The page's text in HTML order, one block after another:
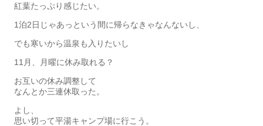
紅葉たっぷり感じたい。
1泊2日じゃあっという間に帰らなきゃなんないし、
でも寒いから温泉も入りたいし
11月、月曜に休み取れる？
お互いの休み調整して
なんとか三連休取った。
よし、
思い切って平湯キャンプ場に行こう。